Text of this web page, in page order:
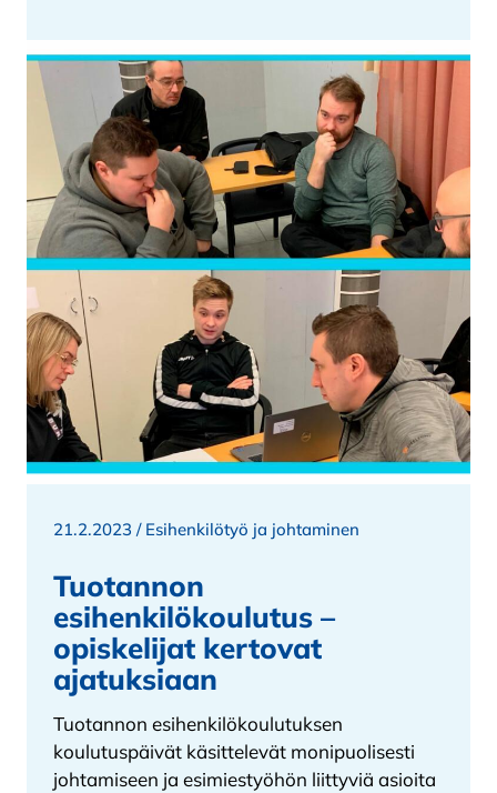
21.2.2023 / Esihenkilötyö ja johtaminen
Tuotannon
esihenkilökoulutus –
opiskelijat kertovat
ajatuksiaan
Tuotannon esihenkilökoulutuksen
koulutuspäivät käsittelevät monipuolisesti
johtamiseen ja esimiestyöhön liittyviä asioita